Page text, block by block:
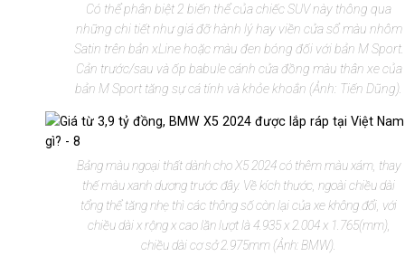
Có thể phân biệt 2 biến thể của chiếc SUV này thông qua
những chi tiết như giá đỡ hành lý hay viền cửa sổ màu nhôm
Satin trên bản xLine hoặc màu đen bóng đối với bản M Sport.
Cản trước/sau và ốp babule cánh cửa đồng màu thân xe của
bản M Sport tăng sự cá tính và khỏe khoắn (Ảnh: Tiến Dũng).
Bảng màu ngoại thất dành cho X5 2024 có thêm màu xám, thay
thế màu xanh dương trước đây. Về kích thước, ngoài chiều dài
tổng thể tăng nhẹ thì các thông số còn lại của xe không đổi, với
chiều dài x rộng x cao lần lượt là 4.935 x 2.004 x 1.765(mm),
chiều dài cơ sở 2.975mm (Ảnh: BMW).